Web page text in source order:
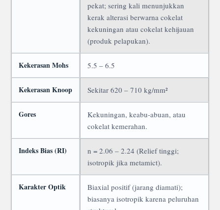
pekat; sering kali menunjukkan
kerak alterasi berwarna cokelat
kekuningan atau cokelat kehijauan
(produk pelapukan).
Kekerasan Mohs 5.5 – 6.5
Kekerasan Knoop Sekitar 620 – 710 kg/mm²
Gores
Kekuningan, keabu-abuan, atau
cokelat kemerahan.
Indeks Bias (RI)
n = 2.06 – 2.24 (Relief tinggi;
isotropik jika metamict).
Karakter Optik
Biaxial positif (jarang diamati);
biasanya isotropik karena peluruhan